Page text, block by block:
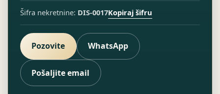
Šifra nekretnine: DIS-0017Kopiraj šifru
Pozovite WhatsApp
Pošaljite email